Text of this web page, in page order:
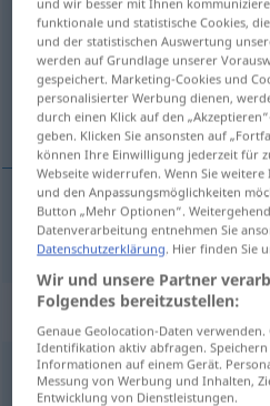
Übersicht aller
(Für mehr Details die Übersetzung
vorstellen
vorstellen presentere
Synonyme für
gjengi,oppføre,opptre,spille,
funktionale und statistische Cookies,
und der statistischen Auswertung
werden auf Grundlage unserer
gespeichert. Marketing-Cookies und
personalisierter Werbung dienen,
durch einen Klick auf den
geben. Klicken Sie ansonsten auf
können Ihre Einwilligung jederzeit für
Webseite widerrufen. Wenn Sie
und den Anpassungsmöglichkeiten
Button „Mehr Optionen“.
Datenverarbeitung entnehmen Sie
Datenschutzerklärung . Hier finden Sie
Wir und unsere Partner
Folgendes bereitzustellen:
Genaue Geolocation-Daten
Identifikation aktiv abfragen.
Informationen auf einem Gerät.
Messung von Werbung und Inhalten,
Entwicklung von Dienstleistungen.